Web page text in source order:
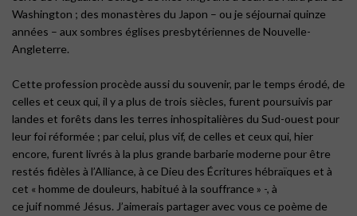
Washington ; des monastères du Japon – ou je séjournai quinze
années – aux sombres églises presbytériennes de Nouvelle-
Angleterre.
Cette profession procède aussi du souvenir, par le temps érodé, de
celles et ceux qui, il y a plus de trois siècles, furent poursuivis par
landes et forêts dans les terres inhospitalières du Sud-ouest pour
leur foi réformée ; par celui, plus vif, de celles et ceux qui, hier
encore, furent livrés à la plus grande barbarie moderne pour être
restés fidèles à l’Alliance, à ce Dieu des Écritures hébraïques et à
cet « homme de douleurs, habitué à la souffrance » -, à
ce juif nommé Jésus. J’aimerais partager avec vous ce poème de